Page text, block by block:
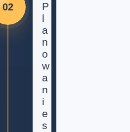
02
P
l
a
n
o
w
a
n
i
e
s